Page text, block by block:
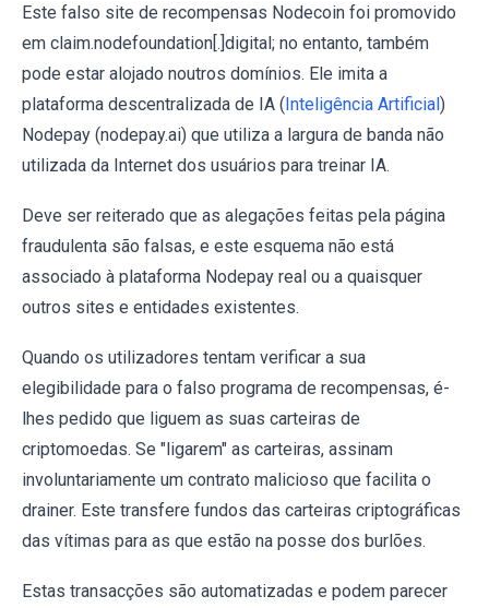
Este falso site de recompensas Nodecoin foi promovido
em claim.nodefoundation[.]digital; no entanto, também
pode estar alojado noutros domínios. Ele imita a
plataforma descentralizada de IA (Inteligência Artificial)
Nodepay (nodepay.ai) que utiliza a largura de banda não
utilizada da Internet dos usuários para treinar IA.
Deve ser reiterado que as alegações feitas pela página
fraudulenta são falsas, e este esquema não está
associado à plataforma Nodepay real ou a quaisquer
outros sites e entidades existentes.
Quando os utilizadores tentam verificar a sua
elegibilidade para o falso programa de recompensas, é-
lhes pedido que liguem as suas carteiras de
criptomoedas. Se "ligarem" as carteiras, assinam
involuntariamente um contrato malicioso que facilita o
drainer. Este transfere fundos das carteiras criptográficas
das vítimas para as que estão na posse dos burlões.
Estas transacções são automatizadas e podem parecer